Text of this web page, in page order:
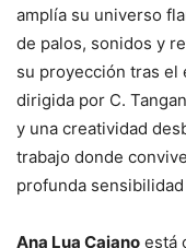
amplía su universo
de palos, sonidos y
su proyección tras el
dirigida por C.
y una creatividad
trabajo donde
profunda
Ana Lua Caiano está